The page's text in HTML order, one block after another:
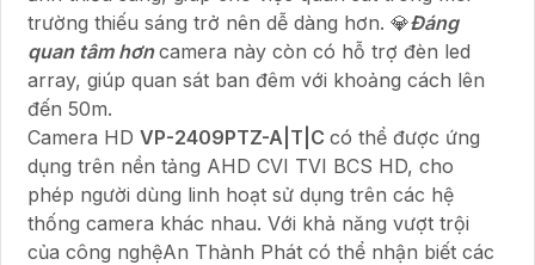
trường thiếu sáng trở nên dễ dàng hơn. 💎Đáng
quan tâm hơncamera này còn có hỗ trợ đèn led
array, giúp quan sát ban đêm với khoảng cách lên
đến 50m.
Camera HD VP-2409PTZ-A|T|C có thể được ứng
dụng trên nền tảng AHD CVI TVI BCS HD, cho
phép người dùng linh hoạt sử dụng trên các hệ
thống camera khác nhau. Với khả năng vượt trội
của công nghệAn Thành Phát có thể nhận biết các